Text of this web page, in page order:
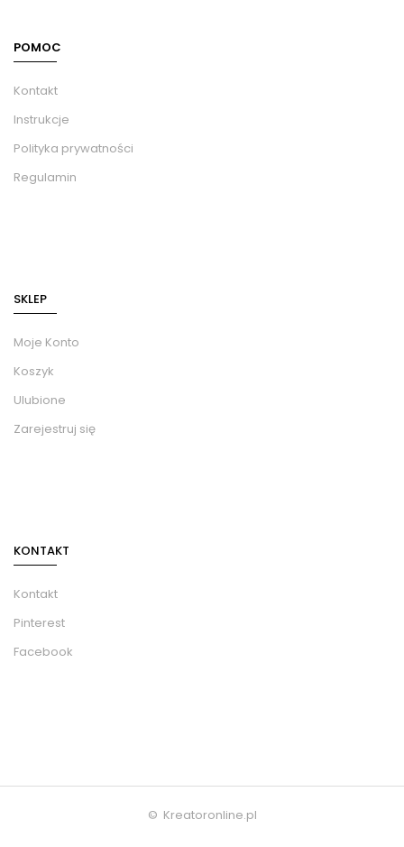
POMOC
Kontakt
Instrukcje
Polityka prywatności
Regulamin
SKLEP
Moje Konto
Koszyk
Ulubione
Zarejestruj się
KONTAKT
Kontakt
Pinterest
Facebook
© Kreatoronline.pl